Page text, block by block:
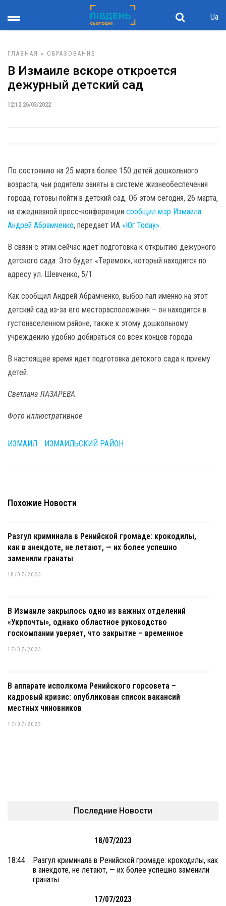
Ua
ГЛАВНАЯ » ОБРАЗОВАНИЕ
В Измаиле вскоре откроется
дежурный детский сад
12:12 26/03/2022
По состоянию на 25 марта более 150 детей дошкольного
возраста, чьи родители заняты в системе жизнеобеспечения
города, готовы пойти в детский сад. Об этом сегодня, 26 марта,
на ежедневной пресс-конференции сообщил мэр Измаила
Андрей Абрамченко, передает ИА «Юг.Today».
В связи с этим сейчас идет подготовка к открытию дежурного
детского сада. Это будет «Теремок», который находится по
адресу ул. Шевченко, 5/1.
Как сообщил Андрей Абрамченко, выбор пал именно на этот
детский сад из-за его месторасположения – он находится в
густонаселенном районе, также к этому дошкольному
учреждению удобно добираться со всех концов города.
В настоящее время идет подготовка детского сада к приему
детей.
Светлана ЛАЗАРЕВА
Фото иллюстративное
ИЗМАИЛ ИЗМАИЛЬСКИЙ РАЙОН
Похожие Новости
Разгул криминала в Ренийской громаде: крокодилы,
как в анекдоте, не летают, — их более успешно
заменили гранаты
18/07/2023
В Измаиле закрылось одно из важных отделений
«Укрпочты», однако областное руководство
госкомпании уверяет, что закрытие – временное
17/07/2023
В аппарате исполкома Ренийского горсовета –
кадровый кризис: опубликован список вакансий
местных чиновников
17/07/2023
Последние Новости
18/07/2023
18:44
Разгул криминала в Ренийской громаде: крокодилы, как
в анекдоте, не летают, — их более успешно заменили
гранаты
17/07/2023